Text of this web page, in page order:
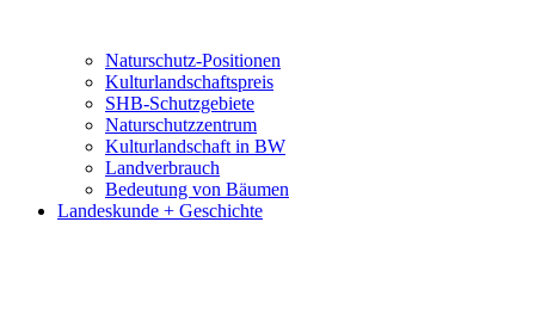
Naturschutz-Positionen
Kulturlandschaftspreis
SHB-Schutzgebiete
Naturschutzzentrum
Kulturlandschaft in BW
Landverbrauch
Bedeutung von Bäumen
Landeskunde + Geschichte